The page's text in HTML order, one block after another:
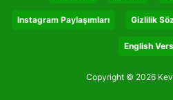
Instagram Paylaşımları Gizlilik
English
Copyright © 2026